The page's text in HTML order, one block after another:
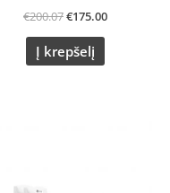
€200.07€175.00
Į krepšelį